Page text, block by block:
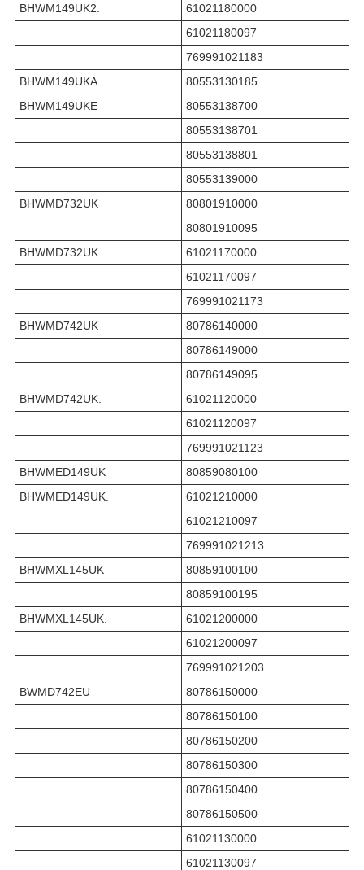
BHWM149UK2.
61021180000
61021180097
769991021183
BHWM149UKA
80553130185
BHWM149UKE
80553138700
80553138701
80553138801
80553139000
BHWMD732UK
80801910000
80801910095
BHWMD732UK.
61021170000
61021170097
769991021173
BHWMD742UK
80786140000
80786149000
80786149095
BHWMD742UK.
61021120000
61021120097
769991021123
BHWMED149UK
80859080100
BHWMED149UK.
61021210000
61021210097
769991021213
BHWMXL145UK
80859100100
80859100195
BHWMXL145UK.
61021200000
61021200097
769991021203
BWMD742EU
80786150000
80786150100
80786150200
80786150300
80786150400
80786150500
61021130000
61021130097